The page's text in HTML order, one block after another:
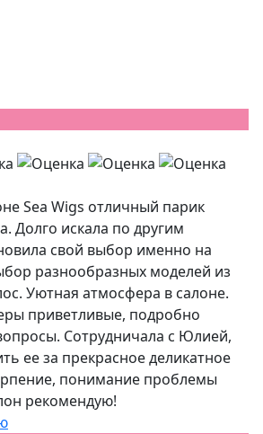
Sea Wigs отличный парик
Долго искала по другим
свой выбор именно на
разнообразных моделей из
Уютная атмосфера в салоне.
приветливые, подробно
Сотрудничала с Юлией,
ее за прекрасное деликатное
понимание проблемы
рекомендую!